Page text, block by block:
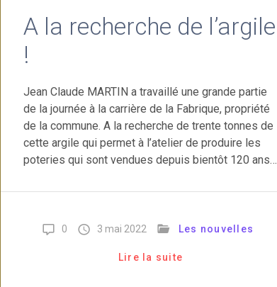
A la recherche de l’argile
!
Jean Claude MARTIN a travaillé une grande partie
de la journée à la carrière de la Fabrique, propriété
de la commune. A la recherche de trente tonnes de
cette argile qui permet à l’atelier de produire les
poteries qui sont vendues depuis bientôt 120 ans…
0 3 mai 2022 Les nouvelles
Lire la suite